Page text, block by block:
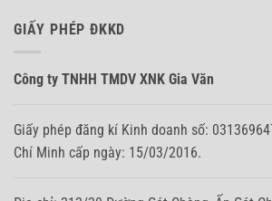
GIẤY PHÉP ĐKKD
Công ty TNHH TMDV XNK Gia Văn
Giấy phép đăng kí Kinh doanh số:
Chí Minh cấp ngày: 15/03/2016.